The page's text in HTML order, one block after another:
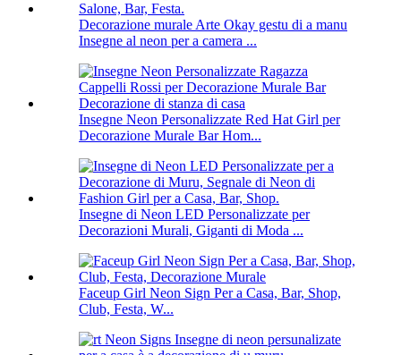
Decorazione murale Arte Okay gestu di a manu
Insegne al neon per a camera ...
Insegne Neon Personalizzate Red Hat Girl per
Decorazione Murale Bar Hom...
Insegne di Neon LED Personalizzate per
Decorazioni Murali, Giganti di Moda ...
Faceup Girl Neon Sign Per a Casa, Bar, Shop,
Club, Festa, W...